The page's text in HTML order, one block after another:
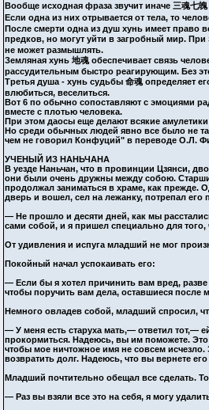
Вообще исходная фраза звучит иначе 三魂七
Если одна из них отрывается от тела, то
После смерти одна из душ хунь имеет право
предков, но могут уйти в загробный мир. При
не может размышлять.
Земляная хунь 地魂 обеспечивает связь
рассудительным быстро реагирующим. Без
Третья душа - хунь судьбы 命魂 определяет
влюбиться, веселиться.
Вот 6 по обычно сопоставляют с эмоциями
вместе с плотью человека.
При этом даосы еще делают всякие
Но среди обычных людей явно все было не
чем не говорил Конфуций" в переводе О.Л.
УЧЕНЫЙ ИЗ НАНЬЧАНА
В уезде Наньчан, что в провинции Цзянси,
они были очень дружны между собою.
продолжал заниматься в храме, как прежде.
дверь и вошел, сел на лежанку, потрепал его
— Не прошло и десяти дней, как мы
сами собой, и я пришел специально для того,
От удивления и испуга младший не мог
Покойный начал успокаивать его:
— Если бы я хотел причинить вам вред,
чтобы поручить вам дела, оставшиеся после
Немного овладев собой, младший спросил,
— У меня есть старуха мать,— ответил тот,—
прокормиться. Надеюсь, вы им поможете. Это
чтобы мое ничтожное имя не совсем
возвратить долг. Надеюсь, что вы вернете его
Младший почтительно обещал все сделать.
— Раз вы взяли все это на себя, я могу